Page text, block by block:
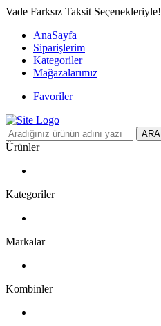
Vade Farksız Taksit Seçenekleriyle!
AnaSayfa
Siparişlerim
Kategoriler
Mağazalarımız
Favoriler
ARA
Ürünler
Kategoriler
Markalar
Kombinler